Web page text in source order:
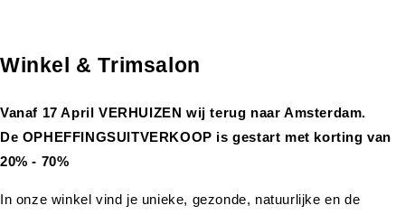
Winkel & Trimsalon
Vanaf 17 April VERHUIZEN wij terug naar Amsterdam.
De OPHEFFINGSUITVERKOOP is gestart met korting van
20% - 70%
In onze winkel vind je unieke, gezonde, natuurlijke en de